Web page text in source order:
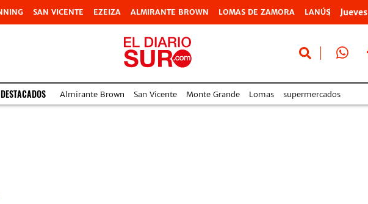
SAN VICENTE EZEIZA ALMIRANTE BROWN LOMAS DE ZAMORA LANÚS Jueves
Almirante Brown San Vicente Monte Grande Lomas supermercados